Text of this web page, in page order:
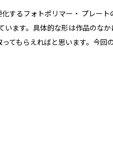
するフォトポリマー・ プレート
ます。具体的な形は作品のなか
てもらえればと思います。今回